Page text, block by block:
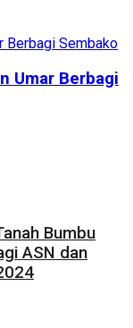
Umar Berbagi
Bumbu
ASN dan